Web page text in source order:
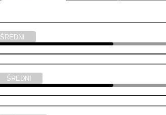
ŚREDNI
ŚREDNI